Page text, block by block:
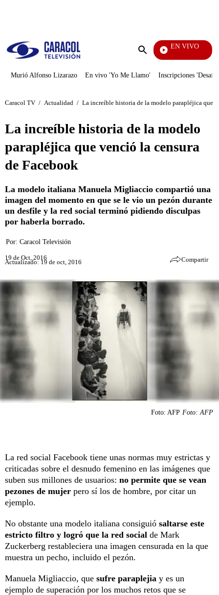
Enviar
EN VIVO
Rafael
Murió Alfonso Lizarazo En vivo 'Yo Me Llamo' Inscripciones
Caracol TV / Actualidad / La increíble historia de la modelo parapléjica que
La increíble historia de la modelo
parapléjica que venció la censura
de Facebook
La modelo italiana Manuela Migliaccio compartió una
imagen del momento en que se le vio un pezón durante
un desfile y la red social terminó pidiendo disculpas
por haberla borrado.
Por: Caracol Televisión
19 de Oct, 2016
Actualizado: 19 de oct, 2016 Compartir
Foto: AFP Foto: AFP
La red social Facebook tiene unas normas muy estrictas y
criticadas sobre el desnudo femenino en las imágenes que
suben sus millones de usuarios: no permite que se vean
pezones de mujer pero sí los de hombre, por citar un
ejemplo.
No obstante una modelo italiana consiguió saltarse este
estricto filtro y logró que la red social de Mark
Zuckerberg restableciera una imagen censurada en la que
muestra un pecho, incluido el pezón.
Manuela Migliaccio, que sufre paraplejia y es un
ejemplo de superación por los muchos retos que se